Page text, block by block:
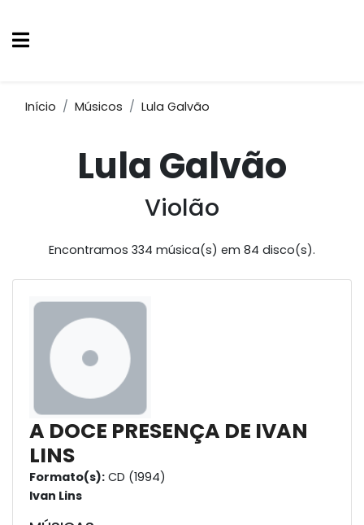
Início Músicos Lula Galvão
Lula Galvão
Violão
Encontramos 334 música(s) em 84 disco(s).
A DOCE PRESENÇA DE IVAN
LINS
Formato(s): CD (1994)
Ivan Lins